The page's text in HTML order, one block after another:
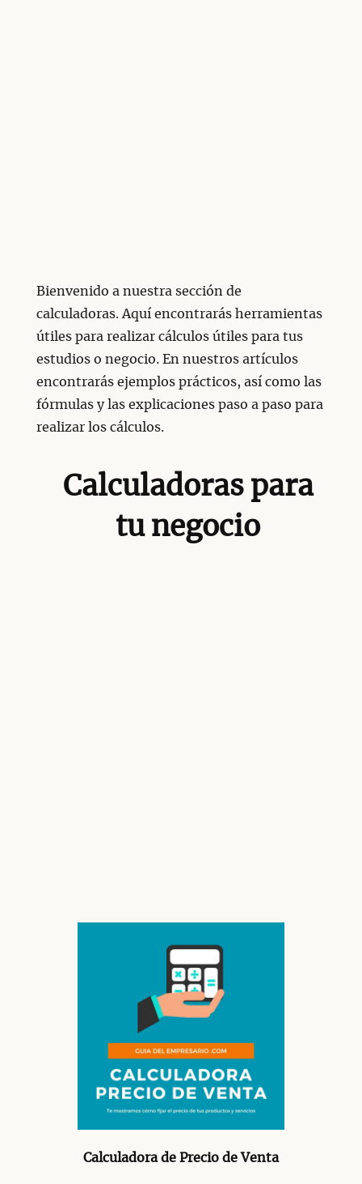
Bienvenido a nuestra sección de
calculadoras. Aquí encontrarás herramientas
útiles para realizar cálculos útiles para tus
estudios o negocio. En nuestros artículos
encontrarás ejemplos prácticos, así como las
fórmulas y las explicaciones paso a paso para
realizar los cálculos.
Calculadoras para
tu negocio
Calculadora de Precio de Venta